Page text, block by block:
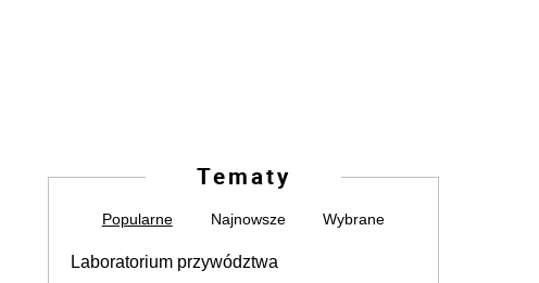
Tematy
Popularne Najnowsze Wybrane
Laboratorium przywództwa